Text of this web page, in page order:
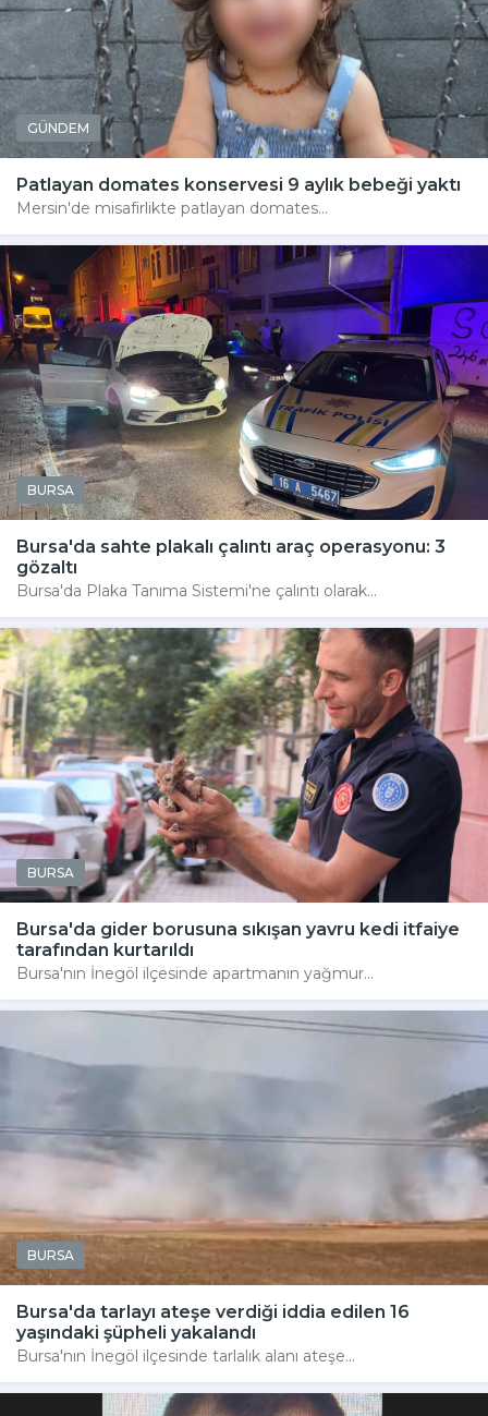
GÜNDEM
Patlayan domates konservesi 9 aylık bebeği yaktı
Mersin'de misafirlikte patlayan domates...
BURSA
Bursa'da sahte plakalı çalıntı araç operasyonu: 3
gözaltı
Bursa'da Plaka Tanıma Sistemi'ne çalıntı olarak...
BURSA
Bursa'da gider borusuna sıkışan yavru kedi itfaiye
tarafından kurtarıldı
Bursa'nın İnegöl ilçesinde apartmanın yağmur...
BURSA
Bursa'da tarlayı ateşe verdiği iddia edilen 16
yaşındaki şüpheli yakalandı
Bursa'nın İnegöl ilçesinde tarlalık alanı ateşe...